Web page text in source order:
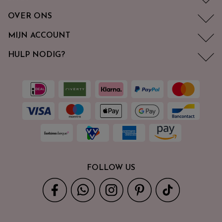
OVER ONS
MIJN ACCOUNT
HULP NODIG?
FOLLOW US